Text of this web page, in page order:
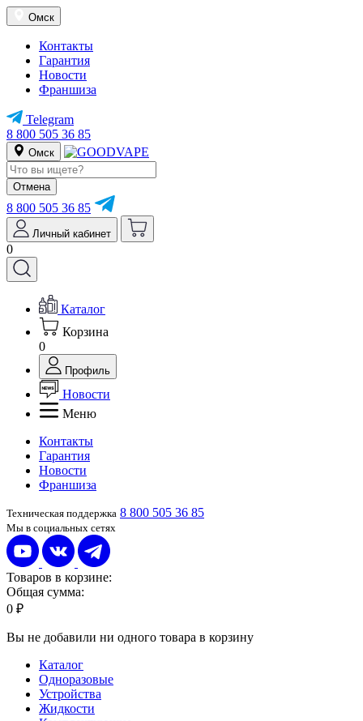
Омск
Контакты
Гарантия
Новости
Франшиза
Telegram
8 800 505 36 85
Омск
Отмена
8 800 505 36 85
Личный кабинет
0
Каталог
Корзина
0
Профиль
Новости
Меню
Контакты
Гарантия
Новости
Франшиза
Техническая поддержка 8 800 505 36 85
Мы в социальных сетях
Товаров в корзине:
Общая сумма:
0 ₽
Вы не добавили ни одного товара в корзину
Каталог
Одноразовые
Устройства
Жидкости